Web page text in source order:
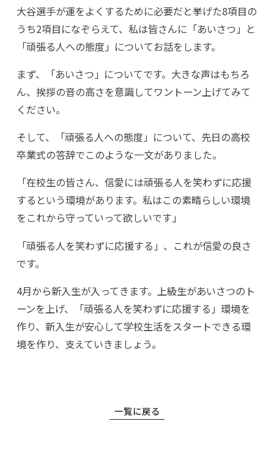
大谷選手が運をよくするために必要だと挙げた8項目の
うち2項目になぞらえて、私は皆さんに「あいさつ」と
「頑張る人への態度」についてお話をします。
まず、「あいさつ」についてです。大きな声はもちろ
ん、挨拶の音の高さを意識してワントーン上げてみて
ください。
そして、「頑張る人への態度」について、先日の高校
卒業式の答辞でこのような一文がありました。
「在校生の皆さん、信愛には頑張る人を笑わずに応援
するという環境があります。私はこの素晴らしい環境
をこれから守っていって欲しいです」
「頑張る人を笑わずに応援する」、これが信愛の良さ
です。
4月から新入生が入ってきます。上級生があいさつのト
ーンを上げ、「頑張る人を笑わずに応援する」環境を
作り、新入生が安心して学校生活をスタートできる環
境を作り、支えていきましょう。
一覧に戻る
中学校
幼稚園